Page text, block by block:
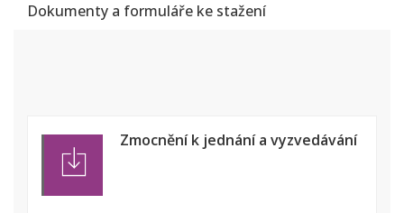
Dokumenty a formuláře ke stažení
Zmocnění k jednání a vyzvedávání